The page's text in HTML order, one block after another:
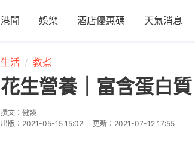
港聞 娛樂 酒店優惠碼 天氣消息
生活 教煮
花生營養｜富含蛋白
撰文： 健談
出版： 2021-05-15 15:02 更新： 2021-07-12 17:55